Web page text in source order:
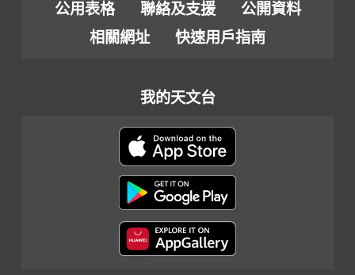
公用表格 聯絡及支援
公開資料
相關網址
快速用戶指南
我的天文台